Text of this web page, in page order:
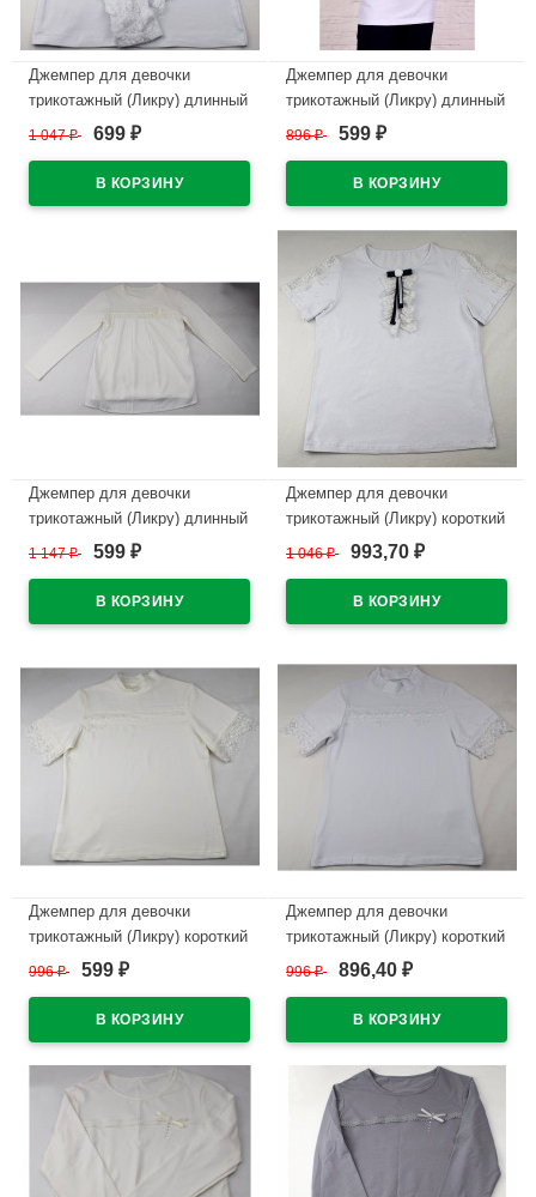
Джемпер для девочки
трикотажный (Ликру) длинный
рукав цвет белый арт.0223
32/128-40/158
1 047₽ 699 ₽
Джемпер для девочки
трикотажный (Ликру) длинный
рукав цвет белый арт.0218
32/128-40/158
896₽ 599 ₽
Джемпер для девочки
трикотажный (Ликру) длинный
рукав цвет экрю арт.0083
32/128-40/158
1 147₽ 599 ₽
Джемпер для девочки
трикотажный (Ликру) короткий
рукав цвет белый арт.0224
1 046₽ 993,70 ₽
Джемпер для девочки
трикотажный (Ликру) короткий
рукав цвет экрю арт.0228
32/128-42/164
996₽ 599 ₽
Джемпер для девочки
трикотажный (Ликру) короткий
рукав цвет белый арт.0228
32/128-42/164
996₽ 896,40 ₽